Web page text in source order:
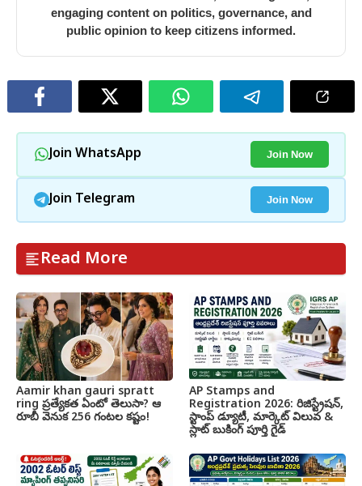
engaging content on politics, governance, and
public opinion to keep citizens informed.
Join WhatsApp Join Now
Join Telegram Join Now
Read More
Aamir khan gauri spratt
ring ప్రత్యేకత ఏంటో తెలుసా? ఆ
రూబీ వెనుక 256 గంటల కష్టం!
AP Stamps and
Registration 2026: రిజిస్ట్రేషన్,
స్టాంప్ డ్యూటీ, మార్కెట్ విలువ &
స్లాట్ బుకింగ్ పూర్తి గైడ్